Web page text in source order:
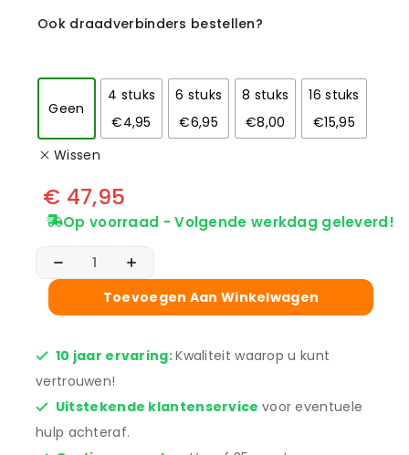
Ook draadverbinders bestellen?
Geen
4 stuks
€4,95
6 stuks
€6,95
8 stuks
€8,00
16 stuks
€15,95
Wissen
€ 47,95
Op voorraad - Volgende werkdag geleverd!
Toevoegen Aan Winkelwagen
10 jaar ervaring:Kwaliteit waarop u kunt
vertrouwen!
Uitstekende klantenservice voor eventuele
hulp achteraf.